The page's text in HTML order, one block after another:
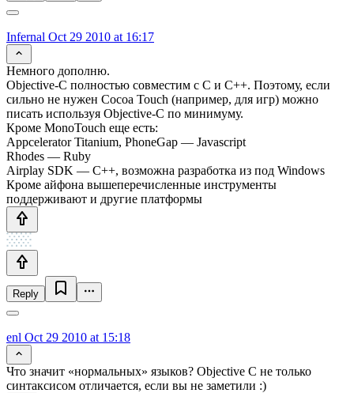
Infernal Oct 29 2010 at 16:17
Немного дополню.
Objective-C полностью совместим с С и С++. Поэтому, если
сильно не нужен Cocoa Touch (например, для игр) можно
писать используя Objective-C по минимуму.
Кроме MonoTouch еще есть:
Appcelerator Titanium, PhoneGap — Javascript
Rhodes — Ruby
Airplay SDK — С++, возможна разработка из под Windows
Кроме айфона вышеперечисленные инструменты
поддерживают и другие платформы
Reply
enl Oct 29 2010 at 15:18
Что значит «нормальных» языков? Objective С не только
синтаксисом отличается, если вы не заметили :)